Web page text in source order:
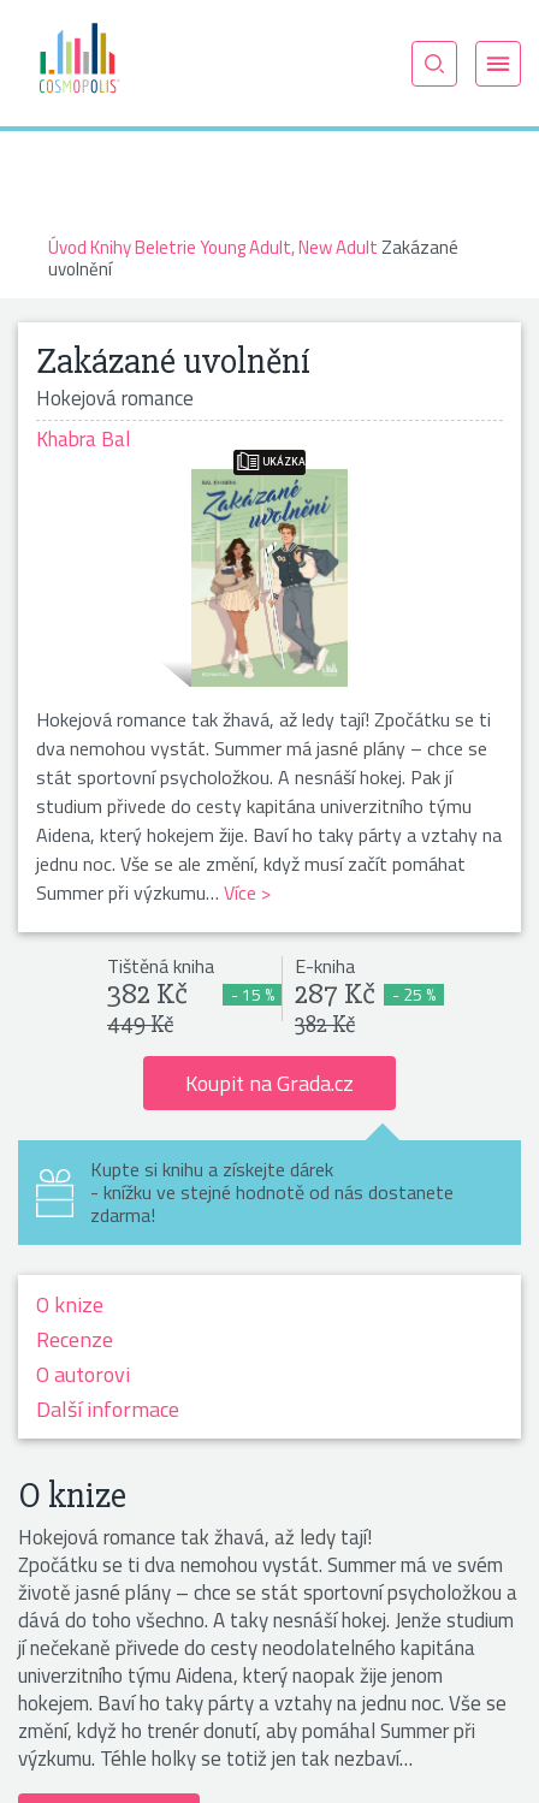
ÚvodKnihyBeletrieYoung Adult, New AdultZakázané
uvolnění
Zakázané uvolnění
Hokejová romance
Khabra Bal
Hokejová romance tak žhavá, až ledy tají! Zpočátku se ti
dva nemohou vystát. Summer má jasné plány – chce se
stát sportovní psycholožkou. A nesnáší hokej. Pak jí
studium přivede do cesty kapitána univerzitního týmu
Aidena, který hokejem žije. Baví ho taky párty a vztahy na
jednu noc. Vše se ale změní, když musí začít pomáhat
Summer při výzkumu… Více >
Koupit na Grada.cz
Tištěná kniha
382 Kč
449 Kč
- 15 %
E-kniha
287 Kč
382 Kč
- 25 %
Kupte si knihu a získejte dárek
- knížku ve stejné hodnotě od nás dostanete
zdarma!
O knize
Recenze
O autorovi
Další informace
O knize
Hokejová romance tak žhavá, až ledy tají!
Zpočátku se ti dva nemohou vystát. Summer má ve svém
životě jasné plány – chce se stát sportovní psycholožkou a
dává do toho všechno. A taky nesnáší hokej. Jenže studium
jí nečekaně přivede do cesty neodolatelného kapitána
univerzitního týmu Aidena, který naopak žije jenom
hokejem. Baví ho taky párty a vztahy na jednu noc. Vše se
změní, když ho trenér donutí, aby pomáhal Summer při
výzkumu. Téhle holky se totiž jen tak nezbaví…